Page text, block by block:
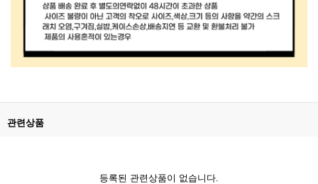
관련상품
등록된 관련상품이 없습니다.